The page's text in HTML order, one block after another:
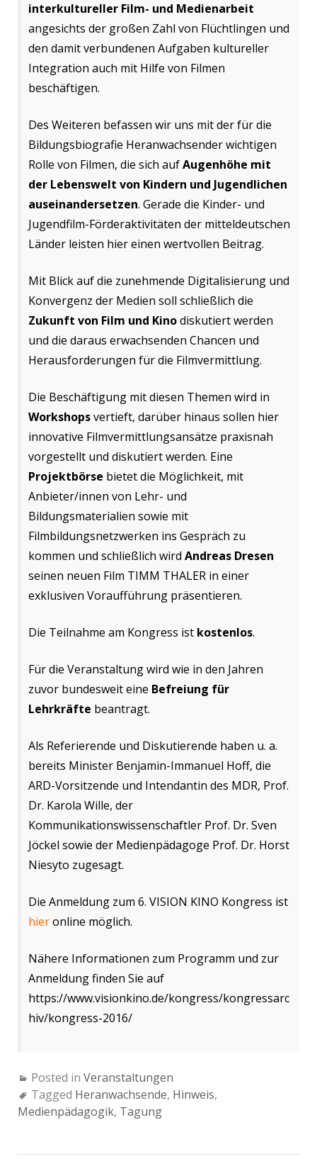
interkultureller Film- und Medienarbeit
angesichts der großen Zahl von Flüchtlingen und
den damit verbundenen Aufgaben kultureller
Integration auch mit Hilfe von Filmen
beschäftigen.
Des Weiteren befassen wir uns mit der für die
Bildungsbiografie Heranwachsender wichtigen
Rolle von Filmen, die sich aufAugenhöhe mit
der Lebenswelt von Kindern und Jugendlichen
auseinandersetzen. Gerade die Kinder- und
Jugendfilm-Förderaktivitäten der mitteldeutschen
Länder leisten hier einen wertvollen Beitrag.
Mit Blick auf die zunehmende Digitalisierung und
Konvergenz der Medien soll schließlich die
Zukunft von Film und Kinodiskutiert werden
und die daraus erwachsenden Chancen und
Herausforderungen für die Filmvermittlung.
Die Beschäftigung mit diesen Themen wird in
Workshopsvertieft, darüber hinaus sollen hier
innovative Filmvermittlungsansätze praxisnah
vorgestellt und diskutiert werden. Eine
Projektbörse bietet die Möglichkeit, mit
Anbieter/innen von Lehr- und
Bildungsmaterialien sowie mit
Filmbildungsnetzwerken ins Gespräch zu
kommen und schließlich wird Andreas Dresen
seinen neuen Film TIMM THALER in einer
exklusiven Voraufführung präsentieren.
Die Teilnahme am Kongress ist kostenlos.
Für die Veranstaltung wird wie in den Jahren
zuvor bundesweit eine Befreiung für
Lehrkräfte beantragt.
Als Referierende und Diskutierende haben u. a.
bereits Minister Benjamin-Immanuel Hoff, die
ARD-Vorsitzende und Intendantin des MDR, Prof.
Dr. Karola Wille, der
Kommunikationswissenschaftler Prof. Dr. Sven
Jöckel sowie der Medienpädagoge Prof. Dr. Horst
Niesyto zugesagt.
Die Anmeldung zum 6. VISION KINO Kongress ist
hieronline möglich.
Nähere Informationen zum Programm und zur
Anmeldung finden Sie auf
https://www.visionkino.de/kongress/kongressarc
hiv/kongress-2016/
Posted in Veranstaltungen
Tagged Heranwachsende, Hinweis,
Medienpädagogik, Tagung